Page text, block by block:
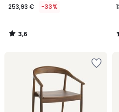
253,93 € -33%
3,6
/
/